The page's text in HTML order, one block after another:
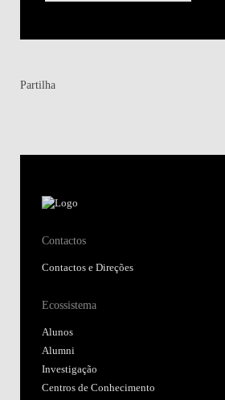
Partilha
Contactos
Contactos e Direções
Ecossistema
Alunos
Alumni
Investigação
Centros de Conhecimento